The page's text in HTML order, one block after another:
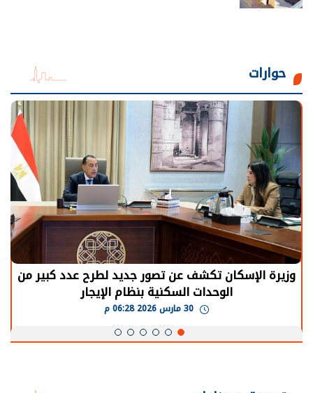
حوارات
الرئيس السيسي: توقف الأنشطة في قطاع الطاقة
يحتاج إلى سنوات لعودة معدلات الإنتاج الطبيعية